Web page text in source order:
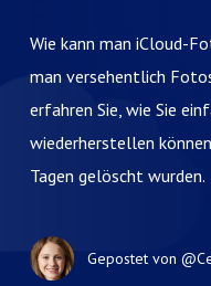
Wie kann man iCloud-
man versehentlich
erfahren Sie, wie Sie
wiederherstellen
Tagen gelöscht wurden.
Gepostet von